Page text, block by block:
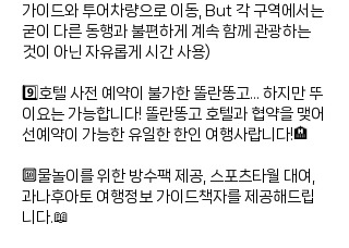
가이드와 투어차량으로 이동, But 각 구역에서는
굳이 다른 동행과 불편하게 계속 함께 관광하는
것이 아닌 자유롭게 시간 사용)
9️⃣호텔 사전 예약이 불가한 똘란똥고... 하지만 뚜
이요는 가능합니다! 똘란똥고 호텔과 협약을 맺어
선예약이 가능한 유일한 한인 여행사랍니다!🏨
🔟물놀이를 위한 방수팩 제공, 스포츠타월 대여,
과나후아토 여행정보 가이드책자를 제공해드립
니다.📖